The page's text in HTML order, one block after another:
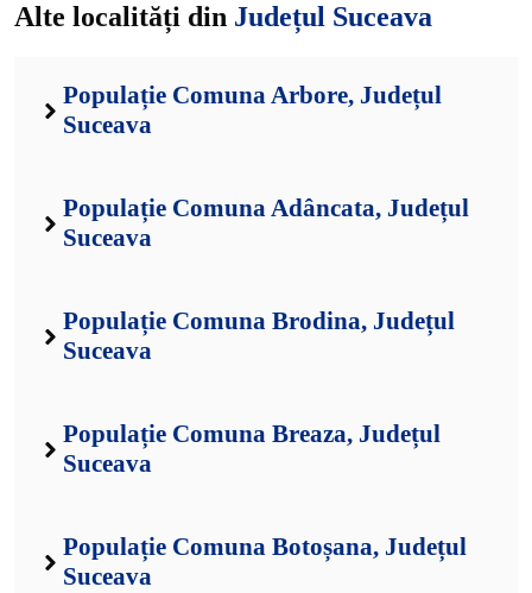
Alte localități din Județul Suceava
Populație Comuna Arbore, Județul
Suceava
Populație Comuna Adâncata, Județul
Suceava
Populație Comuna Brodina, Județul
Suceava
Populație Comuna Breaza, Județul
Suceava
Populație Comuna Botoșana, Județul
Suceava